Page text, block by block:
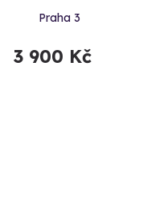
Praha 3
3 900 Kč